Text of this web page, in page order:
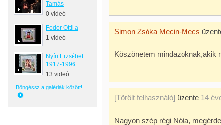
Tamás
0 videó
Fodor Ottilia
1 videó
Nyíri Erzsébet
1917-1996
13 videó
Böngéssz a galériák között!
Simon Zsóka Mecin-Mecs
Köszönetem mindazoknak,akik
[Törölt felhasználó] üzente 14
Nagyon szép régi Nóta,